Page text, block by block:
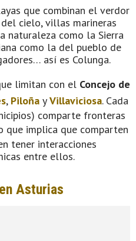
que combinan el verdor
cielo, villas marineras
naturaleza como la Sierra
como la del pueblo de
así es Colunga.
limitan con el Concejo de
, Piloña yVillaviciosa. Cada
comparte fronteras
que implica que comparten
tener interacciones
entre ellos.